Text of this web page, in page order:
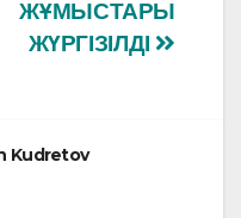
ЖҰМЫСТАРЫ
ЖҮРГІЗІЛДІ
Kudretov